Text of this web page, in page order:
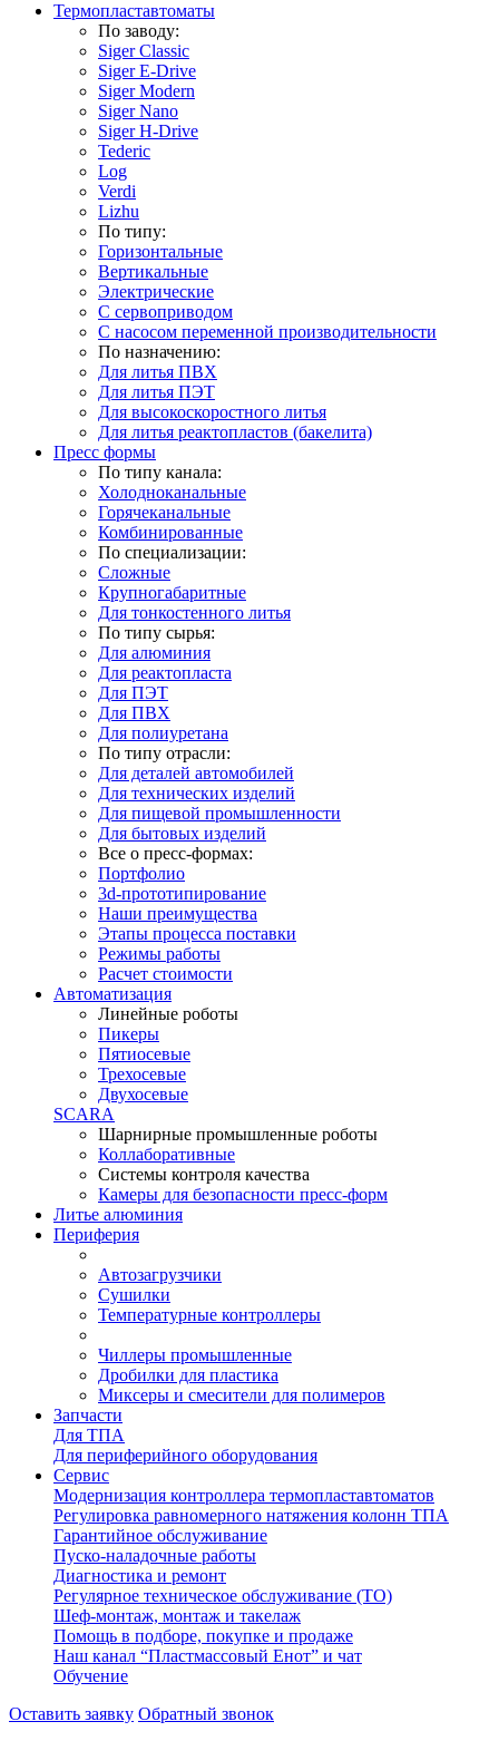
Термопластавтоматы
По заводу:
Siger Classic
Siger E-Drive
Siger Modern
Siger Nano
Siger H-Drive
Tederic
Log
Verdi
Lizhu
По типу:
Горизонтальные
Вертикальные
Электрические
С сервоприводом
С насосом переменной производительности
По назначению:
Для литья ПВХ
Для литья ПЭТ
Для высокоскоростного литья
Для литья реактопластов (бакелита)
Пресс формы
По типу канала:
Холодноканальные
Горячеканальные
Комбинированные
По специализации:
Сложные
Крупногабаритные
Для тонкостенного литья
По типу сырья:
Для алюминия
Для реактопласта
Для ПЭТ
Для ПВХ
Для полиуретана
По типу отрасли:
Для деталей автомобилей
Для технических изделий
Для пищевой промышленности
Для бытовых изделий
Все о пресс-формах:
Портфолио
3d-прототипирование
Наши преимущества
Этапы процесса поставки
Режимы работы
Расчет стоимости
Автоматизация
Линейные роботы
Пикеры
Пятиосевые
Трехосевые
Двухосевые
SCARA
Шарнирные промышленные роботы
Коллаборативные
Системы контроля качества
Камеры для безопасности пресс-форм
Литье алюминия
Периферия
Автозагрузчики
Сушилки
Температурные контроллеры
Чиллеры промышленные
Дробилки для пластика
Миксеры и смесители для полимеров
Запчасти
Для ТПА
Для периферийного оборудования
Сервис
Модернизация контроллера термопластавтоматов
Регулировка равномерного натяжения колонн ТПА
Гарантийное обслуживание
Пуско-наладочные работы
Диагностика и ремонт
Регулярное техническое обслуживание (ТО)
Шеф-монтаж, монтаж и такелаж
Помощь в подборе, покупке и продаже
Наш канал “Пластмассовый Енот” и чат
Обучение
Оставить заявку Обратный звонок